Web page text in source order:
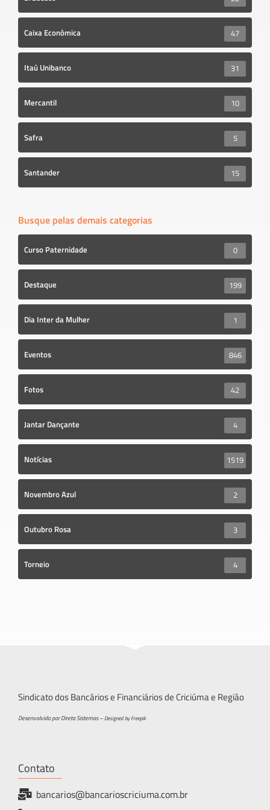
Caixa Econômica 47
Itaú Unibanco 31
Mercantil 10
Safra 5
Santander 15
Busque pelas demais categorias
Curso Paternidade 0
Destaque 199
Dia Inter da Mulher 1
Eventos 846
Fotos 42
Jantar Dançante 4
Notícias 1519
Novembro Azul 2
Outubro Rosa 3
Torneio 4
Sindicato dos Bancários e Financiários de Criciúma e Região
Desenvolvido por Direta Sistemas –Designed by Freepik
Contato
bancarios@bancarioscriciuma.com.br